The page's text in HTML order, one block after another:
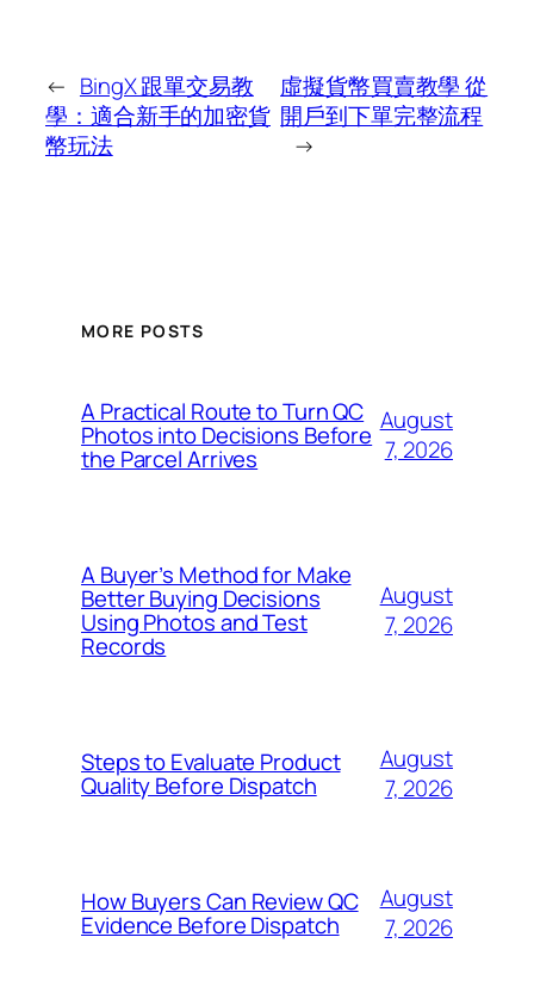
← BingX 跟單交易教
學：適合新手的加密貨
幣玩法
虛擬貨幣買賣教學 從
開戶到下單完整流程
→
MORE POSTS
A Practical Route to Turn QC
Photos into Decisions Before
the Parcel Arrives
August
7, 2026
A Buyer’s Method for Make
Better Buying Decisions
Using Photos and Test
Records
August
7, 2026
Steps to Evaluate Product
Quality Before Dispatch
August
7, 2026
How Buyers Can Review QC
Evidence Before Dispatch
August
7, 2026